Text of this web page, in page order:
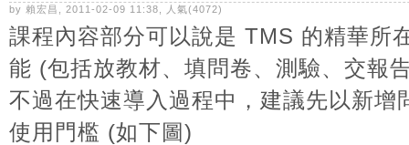
by 賴宏昌, 2011-02-09 11:38, 人氣(4072)
課程內容部分可以說是 TMS 的精華所
能 (包括放教材、填問卷、測驗、交報
不過在快速導入過程中，建議先以新增
使用門檻 (如下圖)